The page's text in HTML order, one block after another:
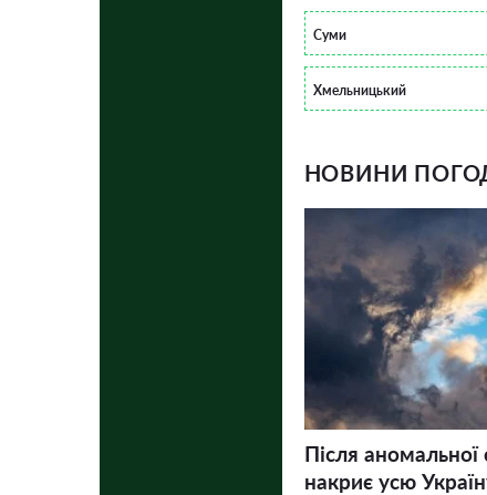
Суми
Хмельницький
НОВИНИ
Після аномальної
накриє усю